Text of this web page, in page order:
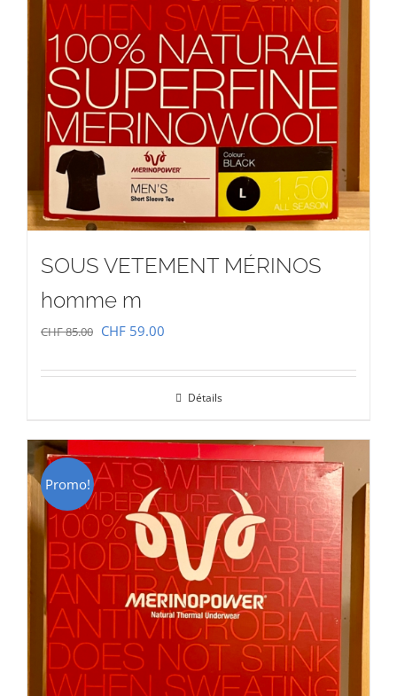
SOUS VETEMENT MÉRINOS
homme m
CHF85.00 Le
CHF 85.00.
CHF 59.00
CHF 59.00.
Détails
Promo!